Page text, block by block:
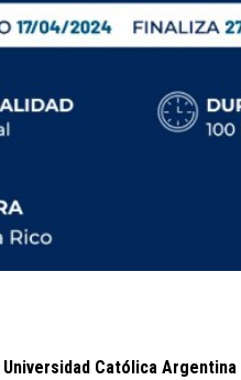
Universidad Católica Argentina